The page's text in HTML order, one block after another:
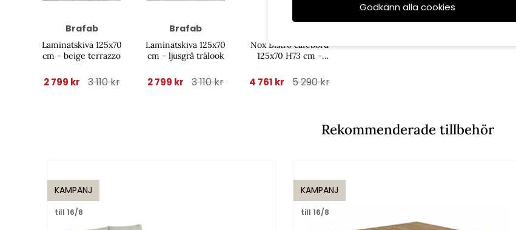
Brafab
Laminatskiva 125x70
cm - beige terrazzo
2 799 kr 3 110 kr
Brafab
Laminatskiva 125x70
cm - ljusgrå trälook
2 799 kr 3 110 kr
Nox Bistro cafébord
125x70 H73 cm -
4 761 kr 5 290 kr
Rekommenderade tillbehör
KAMPANJ
till 16/8
KAMPANJ
till 16/8
Godkänn alla cookies